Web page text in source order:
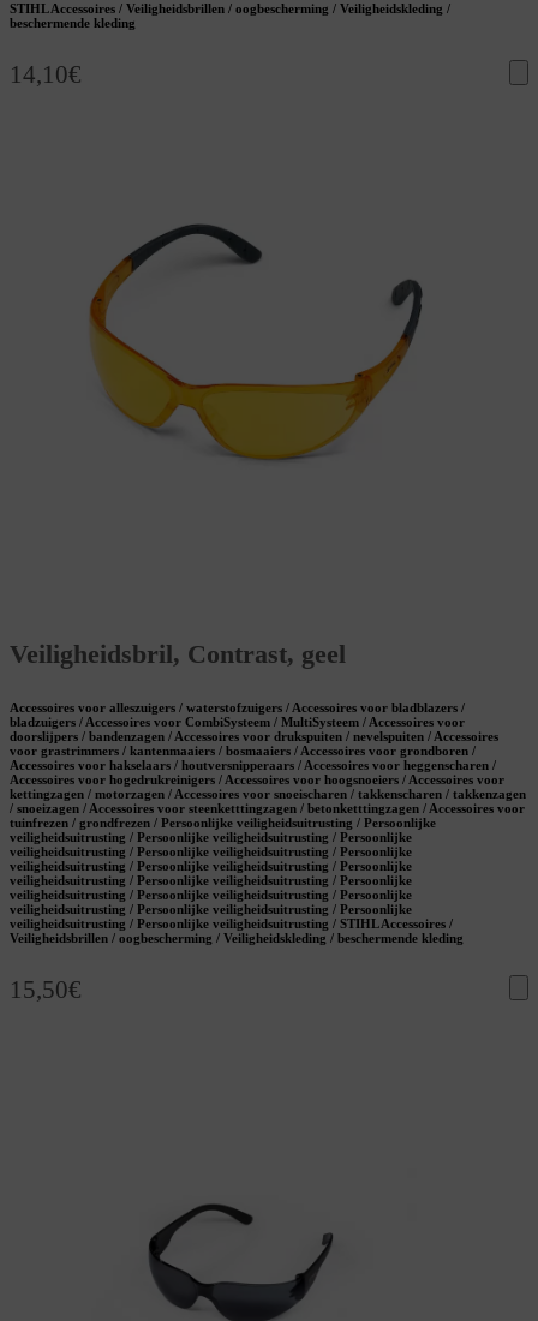
STIHL Accessoires / Veiligheidsbrillen / oogbescherming / Veiligheidskleding /
beschermende kleding
14,10€
Veiligheidsbril, Contrast, geel
Accessoires voor alleszuigers / waterstofzuigers / Accessoires voor bladblazers /
bladzuigers / Accessoires voor CombiSysteem / MultiSysteem / Accessoires voor
doorslijpers / bandenzagen / Accessoires voor drukspuiten / nevelspuiten / Accessoires
voor grastrimmers / kantenmaaiers / bosmaaiers / Accessoires voor grondboren /
Accessoires voor hakselaars / houtversnipperaars / Accessoires voor heggenscharen /
Accessoires voor hogedrukreinigers / Accessoires voor hoogsnoeiers / Accessoires voor
kettingzagen / motorzagen / Accessoires voor snoeischaren / takkenscharen / takkenzagen
/ snoeizagen / Accessoires voor steenketttingzagen / betonketttingzagen / Accessoires voor
tuinfrezen / grondfrezen / Persoonlijke veiligheidsuitrusting / Persoonlijke
veiligheidsuitrusting / Persoonlijke veiligheidsuitrusting / Persoonlijke
veiligheidsuitrusting / Persoonlijke veiligheidsuitrusting / Persoonlijke
veiligheidsuitrusting / Persoonlijke veiligheidsuitrusting / Persoonlijke
veiligheidsuitrusting / Persoonlijke veiligheidsuitrusting / Persoonlijke
veiligheidsuitrusting / Persoonlijke veiligheidsuitrusting / Persoonlijke
veiligheidsuitrusting / Persoonlijke veiligheidsuitrusting / Persoonlijke
veiligheidsuitrusting / Persoonlijke veiligheidsuitrusting / STIHL Accessoires /
Veiligheidsbrillen / oogbescherming / Veiligheidskleding / beschermende kleding
15,50€